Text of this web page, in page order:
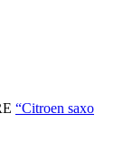
“Citroen saxo